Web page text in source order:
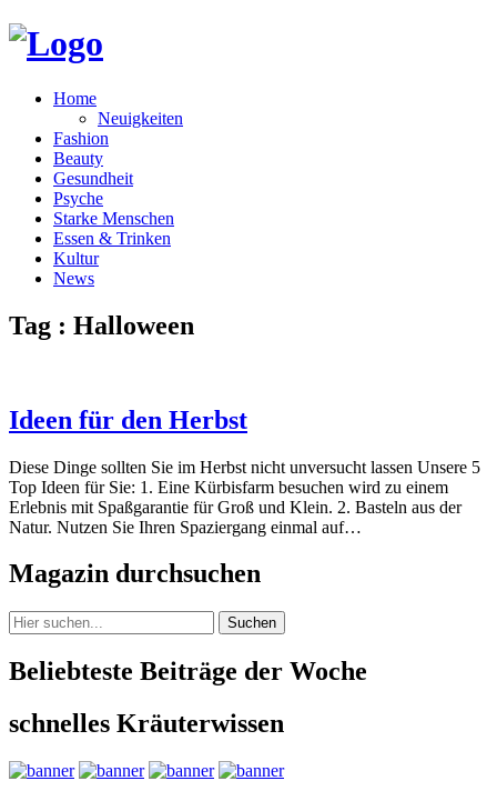
Home
Neuigkeiten
Fashion
Beauty
Gesundheit
Psyche
Starke Menschen
Essen & Trinken
Kultur
News
Tag : Halloween
Ideen für den Herbst
Diese Dinge sollten Sie im Herbst nicht unversucht lassen Unsere 5
Top Ideen für Sie: 1. Eine Kürbisfarm besuchen wird zu einem
Erlebnis mit Spaßgarantie für Groß und Klein. 2. Basteln aus der
Natur. Nutzen Sie Ihren Spaziergang einmal auf…
Magazin durchsuchen
Suchen
Beliebteste Beiträge der Woche
schnelles Kräuterwissen